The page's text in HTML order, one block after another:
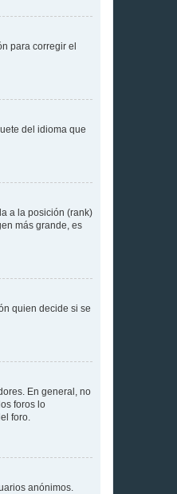
para corregir el
del idioma que
a la posición (rank)
más grande, es
quien decide si se
En general, no
foros lo
foro.
anónimos.